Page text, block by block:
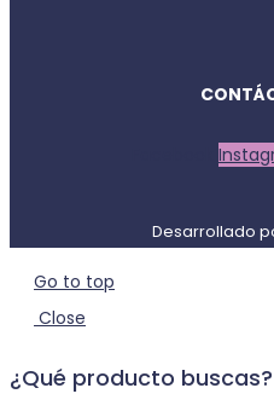
Desarrollado
Go to top
Close
¿Qué producto buscas?